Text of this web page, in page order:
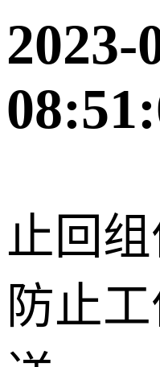
2023-
止回
防止